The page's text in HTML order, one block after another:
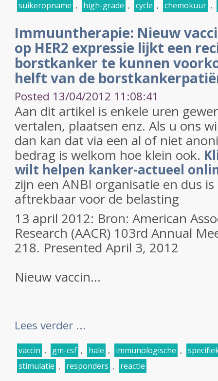
suikeropname , high-grade , cycle , chemokuur ,
Immuuntherapie: Nieuw
op HER2 expressie lijkt een
borstkanker te kunnen
helft van de
Posted 13/04/2012 11:08:41
Aan dit artikel is enkele uren
vertalen, plaatsen enz. Als u ons
dan kan dat via een al of niet
bedrag is welkom hoe klein ook.
wilt helpen kanker-actueel
zijn een ANBI organisatie en dus
aftrekbaar voor de belasting
13 april 2012: Bron: American
Research (AACR) 103rd Annual
218. Presented April 3, 2012
Nieuw vaccin...
Lees verder ...
vaccin , gm-csf , hale , immunologische ,
stimulatie , responders , reactie